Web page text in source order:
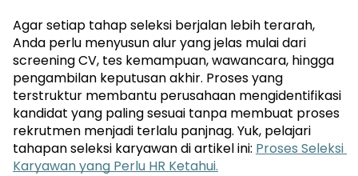
Agar setiap tahap seleksi berjalan lebih terarah,
Anda perlu menyusun alur yang jelas mulai dari
screening CV, tes kemampuan, wawancara, hingga
pengambilan keputusan akhir. Proses yang
terstruktur membantu perusahaan mengidentifikasi
kandidat yang paling sesuai tanpa membuat proses
rekrutmen menjadi terlalu panjnag. Yuk, pelajari
tahapan seleksi karyawan di artikel ini: Proses Seleksi
Karyawan yang Perlu HR Ketahui.